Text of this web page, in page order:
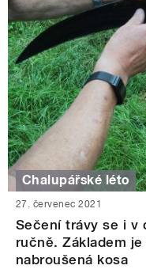
Chalupářské léto
27. červenec 2021
Sečení trávy se i v
ručně. Základem
nabroušená kosa